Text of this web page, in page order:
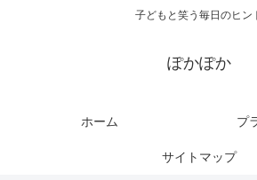
子どもと笑う毎日のヒン
ぽかぽか
ホーム プ
サイトマップ